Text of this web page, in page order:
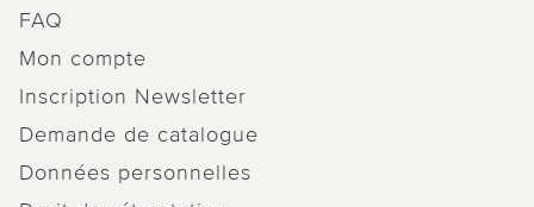
FAQ
Mon compte
Inscription Newsletter
Demande de catalogue
Données personnelles